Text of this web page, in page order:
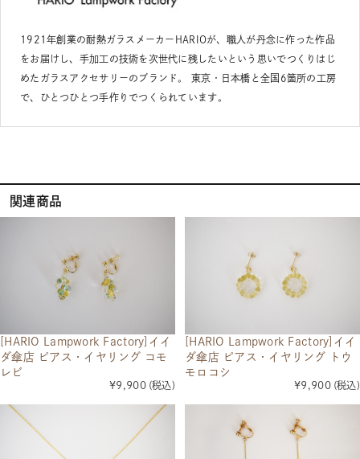
1921年創業の耐熱ガラスメーカーHARIOが、職人が丹念に作った作品
をお届けし、手加工の技術を次世代に残したいという思いでつくりはじ
めたガラスアクセサリーのブランド。 東京・日本橋と全国6箇所の工房
で、ひとつひとつ手作りでつくられています。
関連商品
[HARIO Lampwork Factory]イイ
ダ傘店 ピアス・イヤリング コモ
レビ
¥9,900 (税込)
[HARIO Lampwork Factory]イイ
ダ傘店 ピアス・イヤリング トウ
モロコシ
¥9,900 (税込)